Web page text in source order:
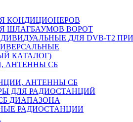
КОНДИЦИОНЕРОВ
ШЛАГБАУМОВ ВОРОТ
ДЛЯ DVB-T2
КАТАЛОГ)
АНТЕННЫ CБ
АНТЕННЫ CБ
ДЛЯ РАДИОСТАНЦИЙ
ДИАПАЗОНА
РАДИОСТАНЦИИ